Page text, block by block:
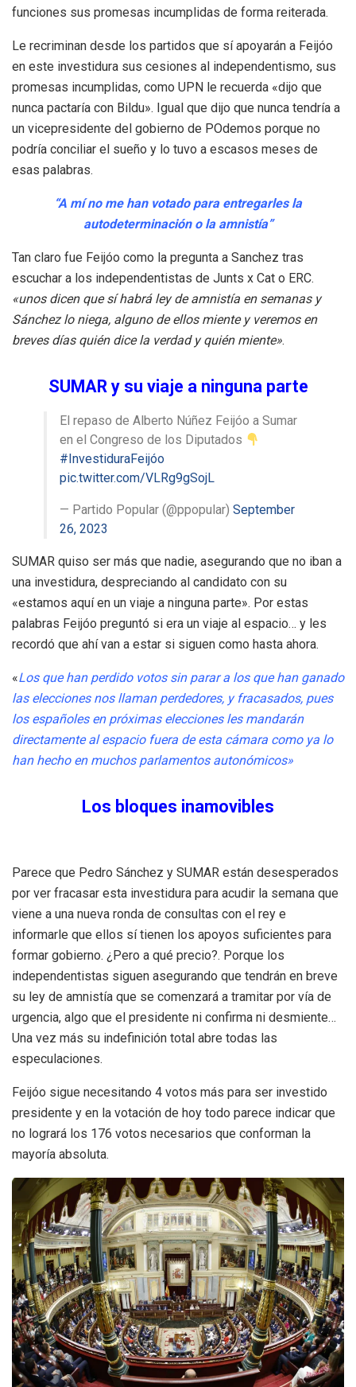
funciones sus promesas incumplidas de forma reiterada.
Le recriminan desde los partidos que sí apoyarán a Feijóo
en este investidura sus cesiones al independentismo, sus
promesas incumplidas, como UPN le recuerda «dijo que
nunca pactaría con Bildu». Igual que dijo que nunca tendría a
un vicepresidente del gobierno de POdemos porque no
podría conciliar el sueño y lo tuvo a escasos meses de
esas palabras.
“A mí no me han votado para entregarles la
autodeterminación o la amnistía”
Tan claro fue Feijóo como la pregunta a Sanchez tras
escuchar a los independentistas de Junts x Cat o ERC.
«unos dicen que sí habrá ley de amnistía en semanas y
Sánchez lo niega, alguno de ellos miente y veremos en
breves días quién dice la verdad y quién miente».
SUMAR y su viaje a ninguna parte
El repaso de Alberto Núñez Feijóo a Sumar
en el Congreso de los Diputados
#InvestiduraFeijóo
pic.twitter.com/VLRg9gSojL
— Partido Popular (@ppopular) September
26, 2023
SUMAR quiso ser más que nadie, asegurando que no iban a
una investidura, despreciando al candidato con su
«estamos aquí en un viaje a ninguna parte». Por estas
palabras Feijóo preguntó si era un viaje al espacio… y les
recordó que ahí van a estar si siguen como hasta ahora.
«Los que han perdido votos sin parar a los que han ganado
las elecciones nos llaman perdedores, y fracasados, pues
los españoles en próximas elecciones les mandarán
directamente al espacio fuera de esta cámara como ya lo
han hecho en muchos parlamentos autonómicos»
Los bloques inamovibles
Parece que Pedro Sánchez y SUMAR están desesperados
por ver fracasar esta investidura para acudir la semana que
viene a una nueva ronda de consultas con el rey e
informarle que ellos sí tienen los apoyos suficientes para
formar gobierno. ¿Pero a qué precio?. Porque los
independentistas siguen asegurando que tendrán en breve
su ley de amnistía que se comenzará a tramitar por vía de
urgencia, algo que el presidente ni confirma ni desmiente…
Una vez más su indefinición total abre todas las
especulaciones.
Feijóo sigue necesitando 4 votos más para ser investido
presidente y en la votación de hoy todo parece indicar que
no logrará los 176 votos necesarios que conforman la
mayoría absoluta.